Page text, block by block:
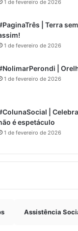
1 de fevereiro de 2026
| Terra
1 de fevereiro de 2026
|
1 de fevereiro de 2026
|
é espetáculo
1 de fevereiro de 2026
Assistência